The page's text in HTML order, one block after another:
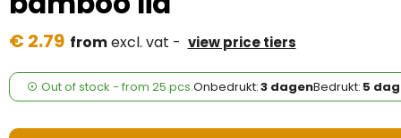
Fresh 'n Rebel
GolfOriginals
James Harvest
€ 2.79 fromexcl. vat - view price tiers
Out of stock - from 25 pcs.Onbedrukt:3 dagenBedrukt: 5